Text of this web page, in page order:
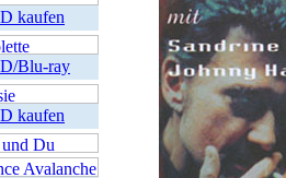
kaufen
Blu-ray
kaufen